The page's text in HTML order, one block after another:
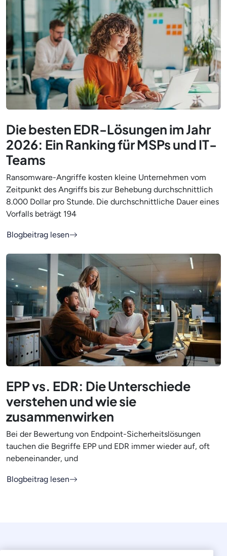
Die besten EDR-Lösungen im Jahr
2026: Ein Ranking für MSPs und IT-
Teams
Ransomware-Angriffe kosten kleine Unternehmen vom
Zeitpunkt des Angriffs bis zur Behebung durchschnittlich
8.000 Dollar pro Stunde. Die durchschnittliche Dauer eines
Vorfalls beträgt 194
Blogbeitrag lesen
EPP vs. EDR: Die Unterschiede
verstehen und wie sie
zusammenwirken
Bei der Bewertung von Endpoint-Sicherheitslösungen
tauchen die Begriffe EPP und EDR immer wieder auf, oft
nebeneinander, und
Blogbeitrag lesen